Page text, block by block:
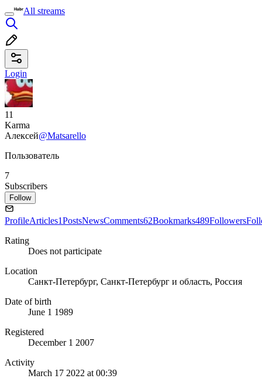
All streams
Login
11
Karma
Алексей@Matsarello
Пользователь
7
Subscribers
Follow
ProfileArticles1PostsNewsComments62Bookmarks489Followers
Rating
Does not participate
Location
Санкт-Петербург, Санкт-Петербург и область, Россия
Date of birth
June 1 1989
Registered
December 1 2007
Activity
March 17 2022 at 00:39